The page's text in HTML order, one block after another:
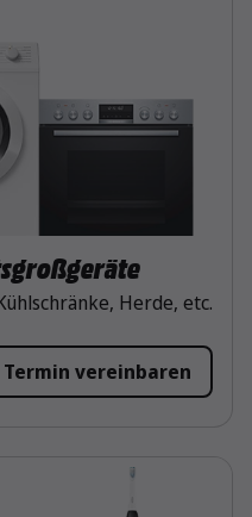
Herde, etc.
Termin vereinbaren